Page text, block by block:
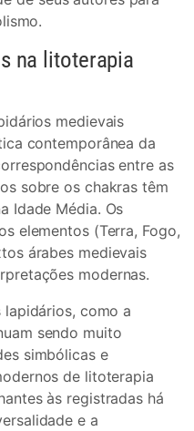
na litoterapia
medievais
contemporânea da
entre as
sobre os chakras têm
Idade Média. Os
elementos (Terra, Fogo,
árabes medievais
modernas.
lapidários, como a
sendo muito
simbólicas e
de litoterapia
às registradas há
e a